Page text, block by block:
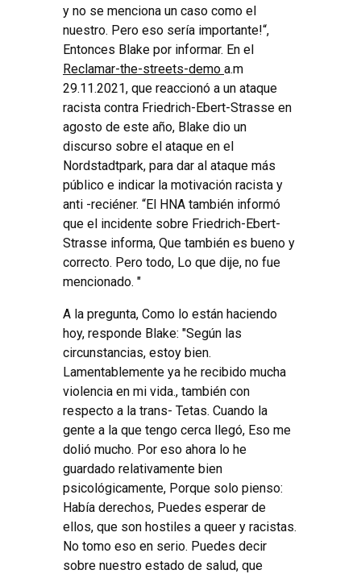
y no se menciona un caso como el
nuestro. Pero eso sería importante!“,
Entonces Blake por informar. En el
Reclamar-the-streets-demo a.m
29.11.2021, que reaccionó a un ataque
racista contra Friedrich-Ebert-Strasse en
agosto de este año, Blake dio un
discurso sobre el ataque en el
Nordstadtpark, para dar al ataque más
público e indicar la motivación racista y
anti -reciéner. “El HNA también informó
que el incidente sobre Friedrich-Ebert-
Strasse informa, Que también es bueno y
correcto. Pero todo, Lo que dije, no fue
mencionado. "
A la pregunta, Como lo están haciendo
hoy, responde Blake: "Según las
circunstancias, estoy bien.
Lamentablemente ya he recibido mucha
violencia en mi vida., también con
respecto a la trans- Tetas. Cuando la
gente a la que tengo cerca llegó, Eso me
dolió mucho. Por eso ahora lo he
guardado relativamente bien
psicológicamente, Porque solo pienso:
Había derechos, Puedes esperar de
ellos, que son hostiles a queer y racistas.
No tomo eso en serio. Puedes decir
sobre nuestro estado de salud, que